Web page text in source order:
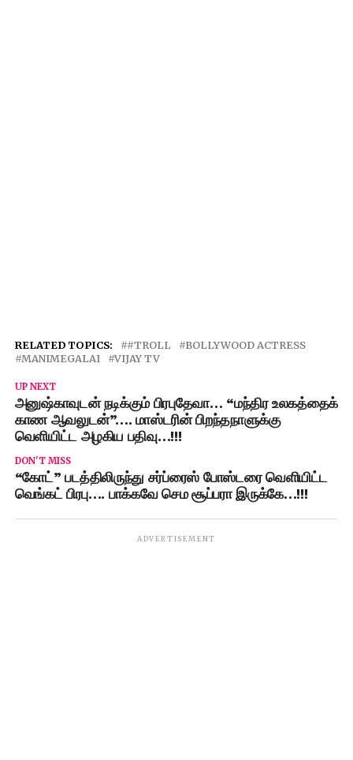
RELATED TOPICS: #TROLL
BOLLYWOOD ACTRESS
MANIMEGALAI
VIJAY TV
UP NEXT
அனுஷ்காவுடன் நடிக்கும் பிரபுதேவா… “மந்திர உலகத்தைக்
காண ஆவலுடன்”…. மாஸ்டரின் பிறந்தநாளுக்கு
வெளியிட்ட அழகிய பதிவு…!!!
DON'T MISS
“கோட்” படத்திலிருந்து சர்ப்ரைஸ் போஸ்டரை வெளியிட்ட
வெங்கட் பிரபு…. பாக்கவே செம சூப்பரா இருக்கே…!!!
ADVERTISEMENT